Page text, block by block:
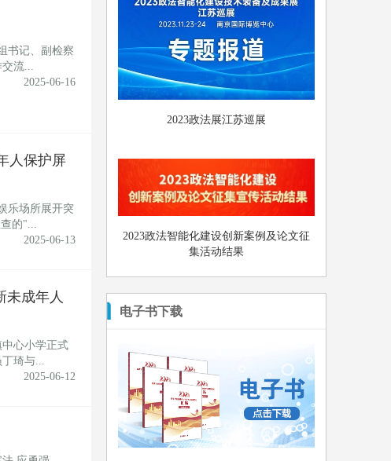
书记、副检察
流...
2025-06-16
人保护屏
乐场所展开突
的"...
2025-06-13
未成年人
心小学正式
琦与...
2025-06-12
2023政法展江苏巡展
2023政法智能化建设创新案例及论文征
集活动结果
电子书下载